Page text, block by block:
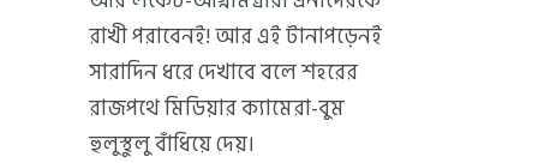
রাখী পরাবেনই! আর এই টানাপড়েনই
সারাদিন ধরে দেখাবে বলে শহরের
রাজপথে মিডিয়ার ক্যামেরা-বুম
হুলুস্থুলু বাঁধিয়ে দেয়।